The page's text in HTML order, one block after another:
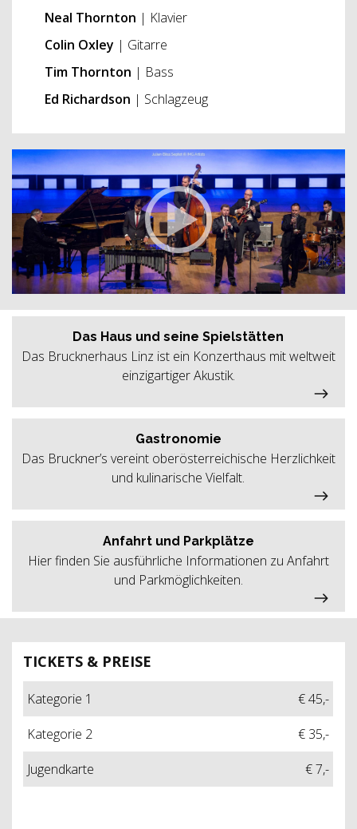
Neal Thornton | Klavier
Colin Oxley | Gitarre
Tim Thornton | Bass
Ed Richardson | Schlagzeug
TICKETS & PREISE
Kategorie 1
€ 45,-
Kategorie 2
€ 35,-
Jugendkarte
€ 7,-
Das Haus und seine Spielstätten
Das Brucknerhaus Linz ist ein Konzerthaus mit weltweit
einzigartiger Akustik.
Gastronomie
Das Bruckner’s vereint oberösterreichische Herzlichkeit
und kulinarische Vielfalt.
Anfahrt und Parkplätze
Hier finden Sie ausführliche Informationen zu Anfahrt
und Parkmöglichkeiten.